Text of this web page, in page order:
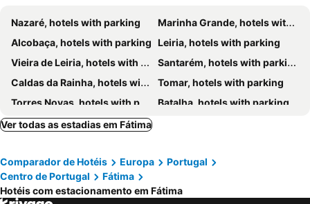
Hotel Peregrinos de Fatima by Umbral
Hotel dos Cavaleiros
Hotel Cinquentenario
SDivine Fatima Hotel, Congress & Spirituality
Consolata Hotel
Ribeiro Hotel
Cooking and Nature - Emotional Hotel
Hotel Eurosol Alcanena
Hotel Fatima Center
Hotel Anjo de Portugal
Hotel Mateus
Hotel Casa Sao Nuno
Hotel Santo António de Fátima
Hotel Santa Mafalda
Steyler Fatima Hotel & Congress
Nazaré, hotels with parking
Marinha Grande, hotels with parking
Alcobaça, hotels with parking Leiria, hotels with parking
Vieira de Leiria, hotels with parking
Santarém, hotels with parking
Caldas da Rainha, hotels with parking
Tomar, hotels with parking
Torres Novas, hotels with parking
Batalha, hotels with parking
Abrantes, hotels with parking
São Martinho, hotels with parking
Rio Maior, hotels with parking
Figueiró dos Vinhos, hotels with parking
Ver todas as estadias em Fátima
Comparador de Hotéis Europa
Portugal
Centro de Portugal
Fátima
Hotéis com estacionamento em Fátima